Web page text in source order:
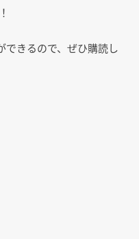
できるので、ぜひ購読し